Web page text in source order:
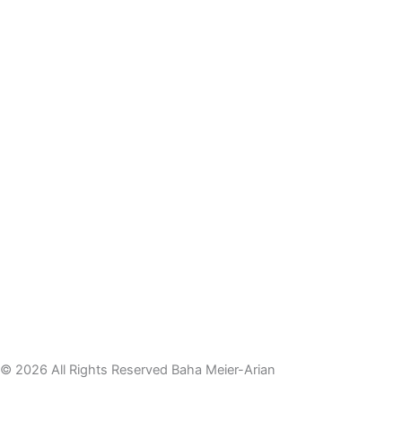
© 2026 All Rights Reserved Baha Meier-Arian